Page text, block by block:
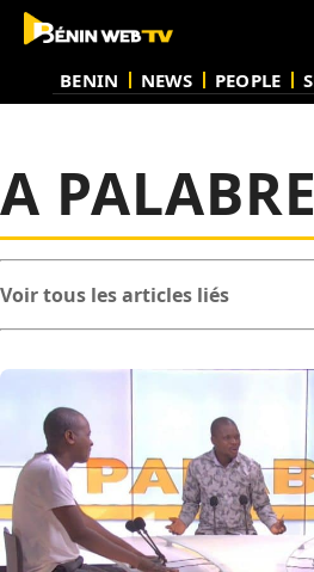
BENIN NEWS PEOPLE
A PALABRE
Voir tous les articles liés